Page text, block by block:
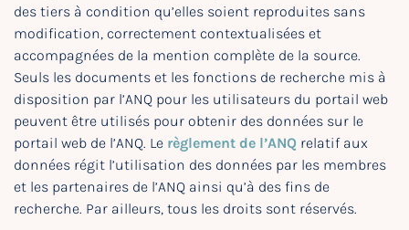
des tiers à condition qu’elles soient reproduites sans
modification, correctement contextualisées et
accompagnées de la mention complète de la source.
Seuls les documents et les fonctions de recherche mis à
disposition par l’ANQ pour les utilisateurs du portail web
peuvent être utilisés pour obtenir des données sur le
portail web de l’ANQ. Le règlement de l’ANQ relatif aux
données régit l’utilisation des données par les membres
et les partenaires de l’ANQ ainsi qu’à des fins de
recherche. Par ailleurs, tous les droits sont réservés.